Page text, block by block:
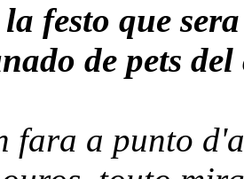
festo que
de pets
fara a punto